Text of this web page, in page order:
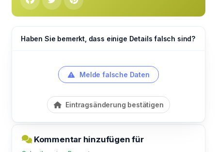
Haben Sie bemerkt, dass einige Details falsch sind?
Melde falsche Daten
Eintragsänderung bestätigen
Kommentar hinzufügen für